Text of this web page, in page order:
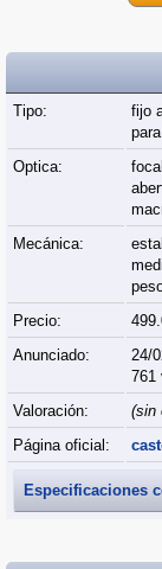
Tipo:
fijo
Optica:
Mecánica:
Precio:
Anunciado:
24/
761
Valoración:
(sin
Página oficial:
Especificaciones